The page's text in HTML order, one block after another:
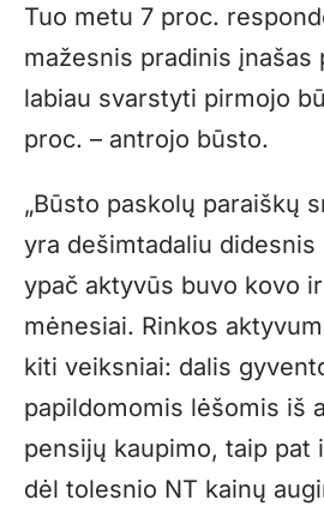
Tuo metu 7 proc.
mažesnis pradinis įnašas
labiau svarstyti pirmojo
proc. – antrojo būsto.
„Būsto paskolų paraiškų
yra dešimtadaliu didesnis
ypač aktyvūs buvo kovo
mėnesiai. Rinkos
kiti veiksniai: dalis
papildomomis lėšomis iš
pensijų kaupimo, taip pat
dėl tolesnio NT kainų